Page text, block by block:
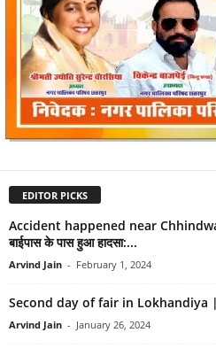
EDITOR PICKS
Accident happened near
बाईपास के पास हुआ हादसा:...
Arvind Jain - February 1, 2024
Second day of fair in Lokhandiya |
Arvind Jain - January 26, 2024